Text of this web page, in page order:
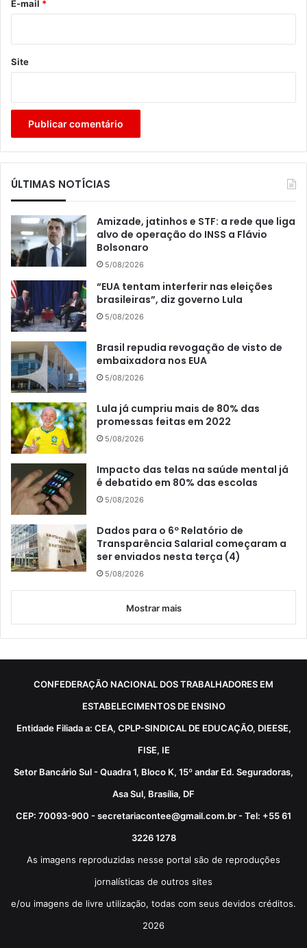
*
E-mail *
Site
ÚLTIMAS NOTÍCIAS
Amizade, jatinhos e STF: a rede que liga
alvo de operação do INSS a Flávio
Bolsonaro
5/08/2026
“EUA tentam interferir nas eleições
brasileiras”, diz governo Lula
5/08/2026
Brasil repudia revogação de visto de
embaixadora nos EUA
5/08/2026
Lula já cumpriu mais de 80% das
promessas feitas em 2022
5/08/2026
Impacto das telas na saúde mental já
é debatido em 80% das escolas
5/08/2026
Dados para o 6º Relatório de
Transparência Salarial começaram a
ser enviados nesta terça (4)
5/08/2026
Mostrar mais
CONFEDERAÇÃO NACIONAL DOS TRABALHADORES EM
ESTABELECIMENTOS DE ENSINO
Entidade Filiada a: CEA, CPLP-SINDICAL DE EDUCAÇÃO, DIEESE,
FISE, IE
Setor Bancário Sul - Quadra 1, Bloco K, 15º andar Ed. Seguradoras,
Asa Sul, Brasília, DF
CEP: 70093-900 - secretariacontee@gmail.com.br - Tel: +55 61
3226 1278
As imagens reproduzidas nesse portal são de reproduções
jornalísticas de outros sites
e/ou imagens de livre utilização, todas com seus devidos créditos.
2026